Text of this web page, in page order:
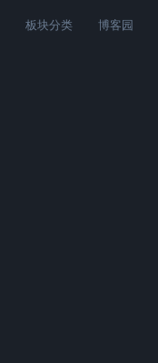
板块分类 博客园